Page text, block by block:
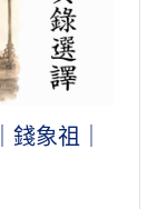
象祖｜